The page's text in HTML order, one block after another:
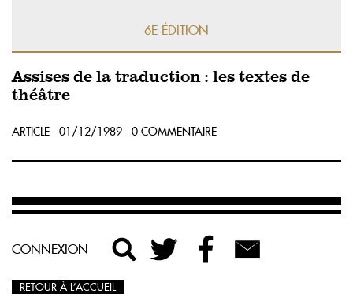
6E ÉDITION
Assises de la traduction : les textes de
théâtre
ARTICLE - 01/12/1989 - 0 COMMENTAIRE
CONNEXION
RETOUR À L’ACCUEIL